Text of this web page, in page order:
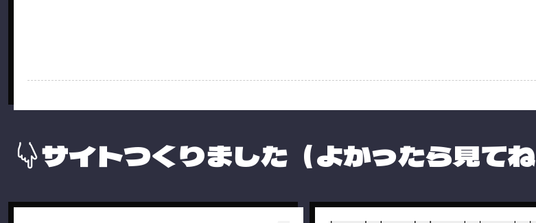
サイトつくりました（よかったら見てね